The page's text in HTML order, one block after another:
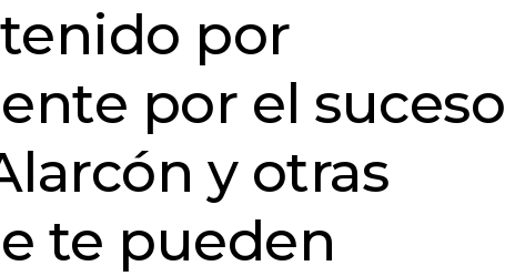
por
por el suceso
y otras
te pueden